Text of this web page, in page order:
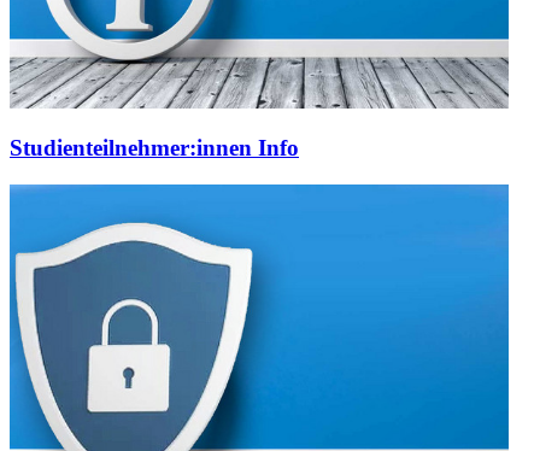
Studienteilnehmer:innen Info